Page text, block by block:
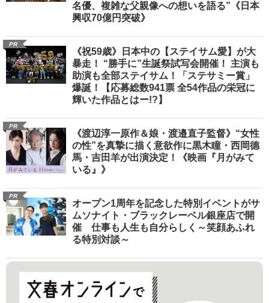
名優、複雑な父親像への想いを語る”《日本
興収70億円突破》
PR
《祝59歳》日本中の【ステイサム愛】が大
暴走！ “勝手に”生誕祭試写会開催！ 主演も
助演も全部ステイサム！「ステサミー賞」
爆誕！【応募総数941票 全54作品の栄冠に
輝いた作品とはー!?】
PR
《渡辺淳一原作＆娘・渡邉直子監督》“女性
の性”を真摯に描く意欲作に黒木瞳・西岡德
馬・吉田羊が出演決定！《映画『月がみて
いる』》
PR
オープン1周年を記念した特別イベントがサ
ムソナイト・ブラックレーベル銀座店で開
催 仕事も人生も自分らしく～笑顔あふれ
る特別対談～